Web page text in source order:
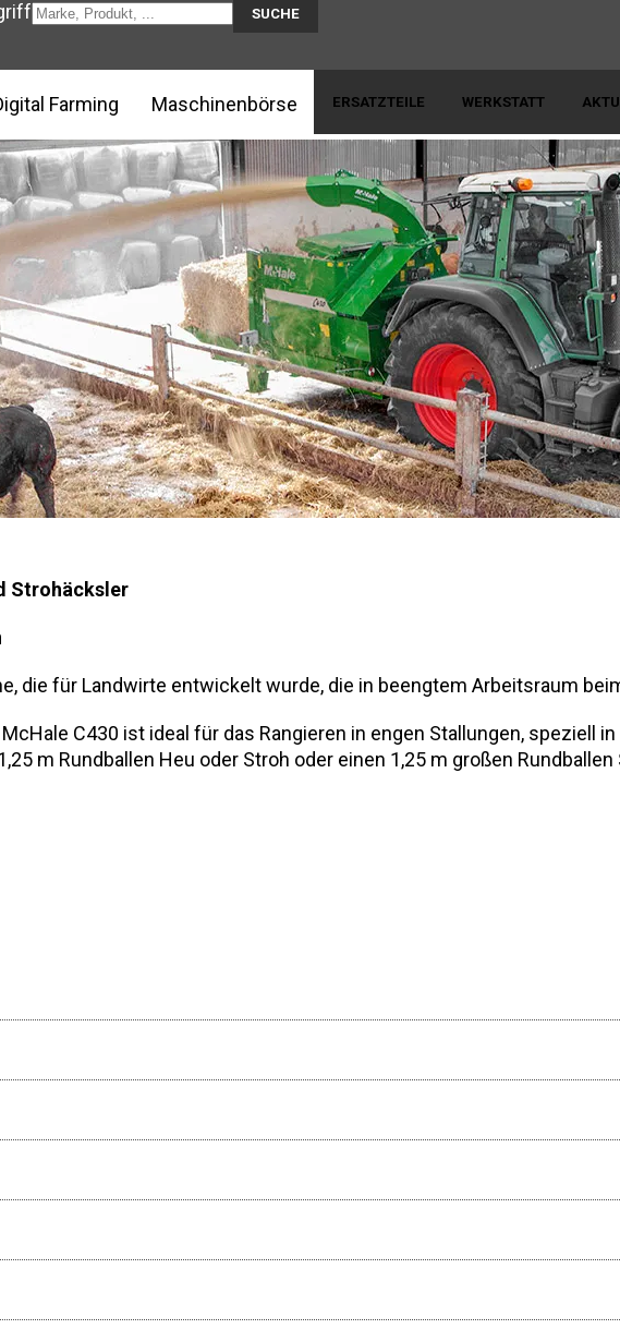
SUCHE
Farming Maschinenbörse ERSATZTEILE WERKSTATT
Strohäcksler
die für Landwirte entwickelt wurde, die in beengtem Arbeitsraum
C430 ist ideal für das Rangieren in engen Stallungen, speziell
m Rundballen Heu oder Stroh oder einen 1,25 m großen